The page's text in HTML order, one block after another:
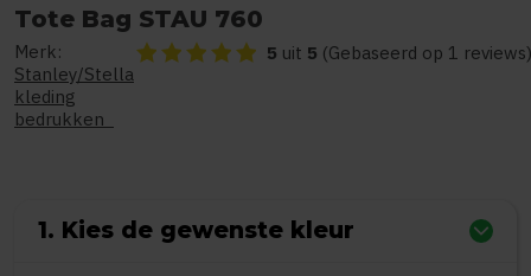
Tote Bag STAU 760
Merk:
Stanley/Stella
kleding
bedrukken
De beoordeling van dit product is5 van de 5
5 uit 5 (Gebaseerd op 1
1. Kies de gewenste kleur